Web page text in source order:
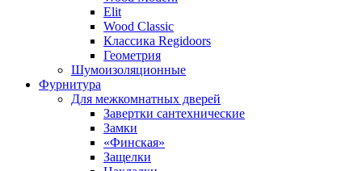
Elit
Wood Classic
Классика Regidoors
Геометрия
Шумоизоляционные
Фурнитура
Для межкомнатных дверей
Завертки сантехнические
Замки
«Финская»
Защелки